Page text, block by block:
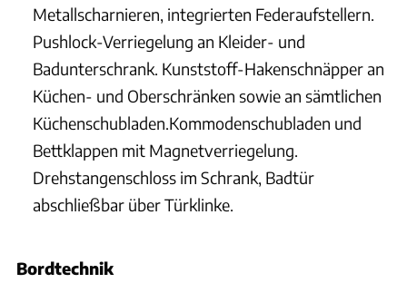
Metallscharnieren, integrierten Federaufstellern.
Pushlock-Verriegelung an Kleider- und
Badunterschrank. Kunststoff-Hakenschnäpper an
Küchen- und Oberschränken sowie an sämtlichen
Küchenschubladen.Kommodenschubladen und
Bettklappen mit Magnetverriegelung.
Drehstangenschloss im Schrank, Badtür
abschließbar über Türklinke.
Bordtechnik